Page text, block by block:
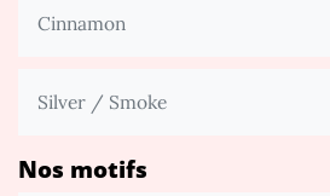
Cinnamon
Silver / Smoke
Nos motifs